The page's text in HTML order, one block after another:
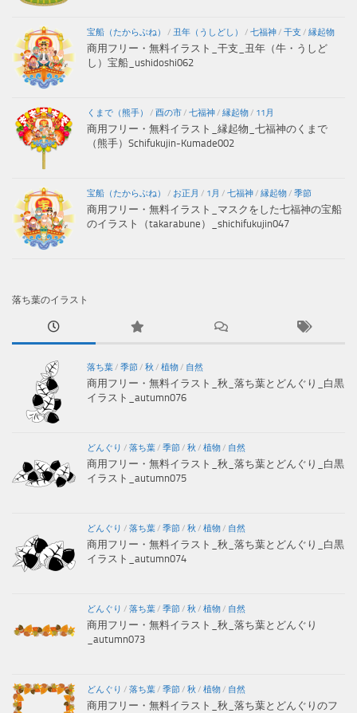
宝船（たからぶね） / 丑年（うしどし） / 七福神/ 干支 / 縁起物
商用フリー・無料イラスト_干支_丑年（牛・うしど
し）宝船_ushidoshi062
くまで（熊手） / 酉の市/ 七福神/ 縁起物/ 11月
商用フリー・無料イラスト_縁起物_七福神のくまで
（熊手）Schifukujin-Kumade002
宝船（たからぶね） / お正月 / 1月 / 七福神/ 縁起物/ 季節
商用フリー・無料イラスト_マスクをした七福神の宝船
のイラスト（takarabune）_shichifukujin047
落ち葉のイラスト
落ち葉/ 季節/ 秋 / 植物/ 自然
商用フリー・無料イラスト_秋_落ち葉とどんぐり_白黒
イラスト_autumn076
どんぐり / 落ち葉/ 季節/ 秋 / 植物/ 自然
商用フリー・無料イラスト_秋_落ち葉とどんぐり_白黒
イラスト_autumn075
どんぐり / 落ち葉/ 季節/ 秋 / 植物/ 自然
商用フリー・無料イラスト_秋_落ち葉とどんぐり_白黒
イラスト_autumn074
どんぐり / 落ち葉/ 季節/ 秋 / 植物/ 自然
商用フリー・無料イラスト_秋_落ち葉とどんぐり
_autumn073
どんぐり / 落ち葉/ 季節/ 秋 / 植物/ 自然
商用フリー・無料イラスト_秋_落ち葉とどんぐりのフ